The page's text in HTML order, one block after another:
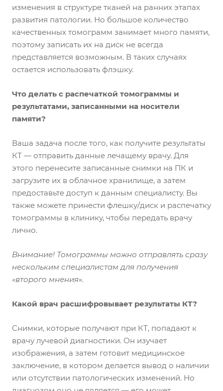
изменения в структуре тканей на ранних этапах
развития патологии. Но большое количество
качественных томограмм занимает много памяти,
поэтому записать их на диск не всегда
представляется возможным. В таких случаях
остается использовать флэшку.
Что делать с распечаткой томограммы и
результатами, записанными на носители
памяти?
Ваша задача после того, как получите результаты
КТ — отправить данные лечащему врачу. Для
этого перенесите записанные снимки на ПК и
загрузите их в облачное хранилище, а затем
предоставьте доступ к данным специалисту. Вы
также можете принести флешку/диск и распечатку
томограммы в клинику, чтобы передать врачу
лично.
Внимание! Томограммы можно отправлять сразу
нескольким специалистам для получения
«второго мнения».
Какой врач расшифровывает результаты КТ?
Снимки, которые получают при КТ, попадают к
врачу лучевой диагностики. Он изучает
изображения, а затем готовит медицинское
заключение, в котором делается вывод о наличии
или отсутствии патологических изменений. Но